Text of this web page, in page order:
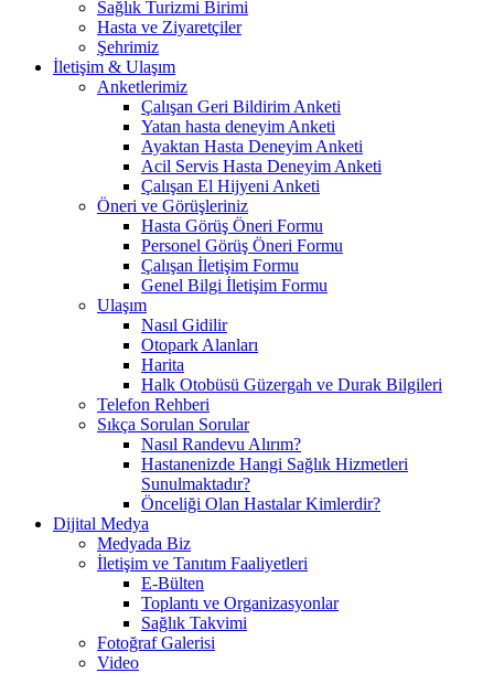
Sağlık Turizmi Birimi
Hasta ve Ziyaretçiler
Şehrimiz
İletişim & Ulaşım
Anketlerimiz
Çalışan Geri Bildirim Anketi
Yatan hasta deneyim Anketi
Ayaktan Hasta Deneyim Anketi
Acil Servis Hasta Deneyim Anketi
Çalışan El Hijyeni Anketi
Öneri ve Görüşleriniz
Hasta Görüş Öneri Formu
Personel Görüş Öneri Formu
Çalışan İletişim Formu
Genel Bilgi İletişim Formu
Ulaşım
Nasıl Gidilir
Otopark Alanları
Harita
Halk Otobüsü Güzergah ve Durak Bilgileri
Telefon Rehberi
Sıkça Sorulan Sorular
Nasıl Randevu Alırım?
Hastanenizde Hangi Sağlık Hizmetleri
Sunulmaktadır?
Önceliği Olan Hastalar Kimlerdir?
Dijital Medya
Medyada Biz
İletişim ve Tanıtım Faaliyetleri
E-Bülten
Toplantı ve Organizasyonlar
Sağlık Takvimi
Fotoğraf Galerisi
Video